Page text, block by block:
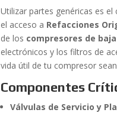
Utilizar partes genéricas es
el acceso a Refacciones
de los compresores de
electrónicos y los filtros de
vida útil de tu compresor
Componentes
Válvulas de Servicio y